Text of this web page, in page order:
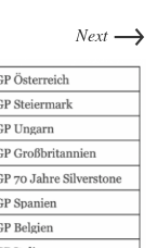
Next →